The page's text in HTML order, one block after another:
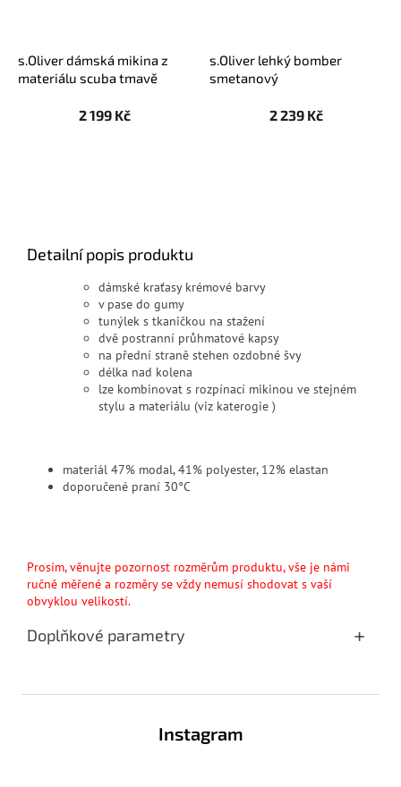
s.Oliver dámská mikina z
materiálu scuba tmavě
2 199 Kč
s.Oliver lehký bomber
smetanový
2 239 Kč
Detailní popis produktu
dámské kraťasy krémové barvy
v pase do gumy
tunýlek s tkaničkou na stažení
dvě postranní průhmatové kapsy
na přední straně stehen ozdobné švy
délka nad kolena
lze kombinovat s rozpínací mikinou ve stejném
stylu a materiálu (viz katerogie )
materiál 47% modal, 41% polyester, 12% elastan
doporučené praní 30°C
Prosím, věnujte pozornost rozměrům produktu, vše je námi
ručně měřené a rozměry se vždy nemusí shodovat s vaší
obvyklou velikostí.
Doplňkové parametry
Instagram